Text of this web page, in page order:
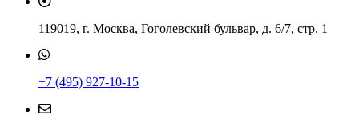
119019, г. Москва, Гоголевский бульвар, д. 6/7, стр. 1
+7 (495) 927-10-15